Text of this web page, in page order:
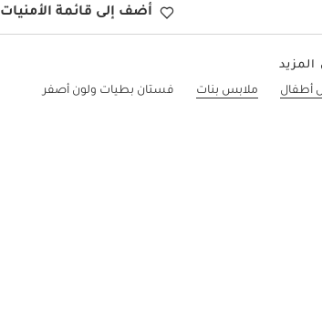
أضف إلى قائمة الأمنيات
أطفال
ملابس بنات فستان بطيات ولون أصفر